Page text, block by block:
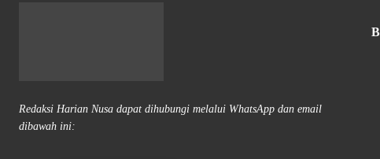
Redaksi Harian Nusa dapat dihubungi melalui WhatsApp dan email
dibawah ini: